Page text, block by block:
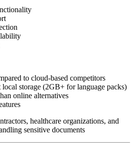
to cloud-based competitors
storage (2GB+ for language packs)
online alternatives
healthcare organizations, and
sensitive documents